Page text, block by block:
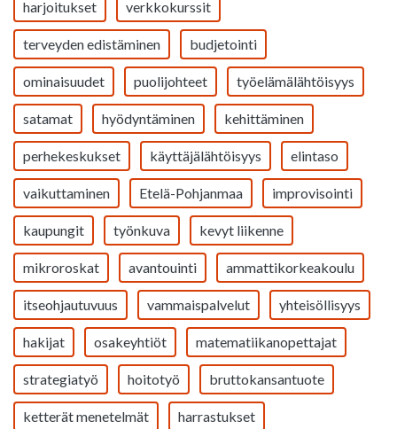
harjoitukset verkkokurssit
terveyden edistäminen budjetointi
ominaisuudet puolijohteet työelämälähtöisyys
satamat hyödyntäminen kehittäminen
perhekeskukset käyttäjälähtöisyys elintaso
vaikuttaminen Etelä-Pohjanmaa improvisointi
kaupungit työnkuva kevyt liikenne
mikroroskat avantouinti ammattikorkeakoulu
itseohjautuvuus vammaispalvelut yhteisöllisyys
hakijat osakeyhtiöt matematiikanopettajat
strategiatyö hoitotyö bruttokansantuote
ketterät menetelmät harrastukset